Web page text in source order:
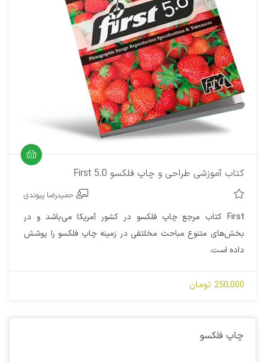
کتاب آموزشی طراحی و چاپ فلکسو First 5.0
حمیدرضا پیوندی
First کتاب مرجع چاپ فلکسو در کشور آمریکا می‌باشد و در
بخش‌های متنوع مباحث مخلتفی در زمینه چاپ فلکسو را پوشش
داده است.
250,000 تومان
چاپ فلکسو